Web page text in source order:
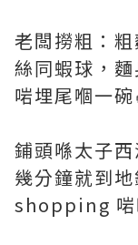
老闆撈粗：
絲同蝦球，
啱埋尾嗰一碗
鋪頭喺太子
幾分鐘就到
shopping 啱